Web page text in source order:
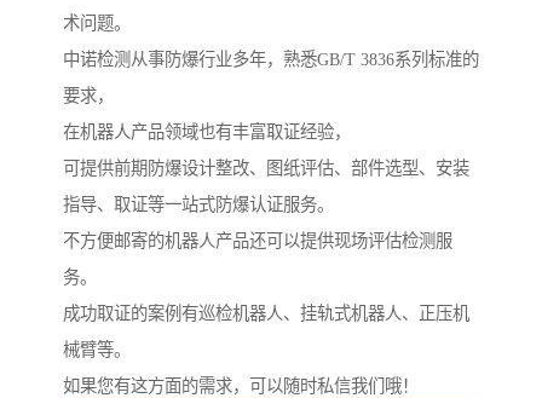
术问题。
中诺检测从事防爆行业多年，熟悉GB/T 3836系列标准的
要求，
在机器人产品领域也有丰富取证经验，
可提供前期防爆设计整改、图纸评估、部件选型、安装
指导、取证等一站式防爆认证服务。
不方便邮寄的机器人产品还可以提供现场评估检测服
务。
成功取证的案例有巡检机器人、挂轨式机器人、正压机
械臂等。
如果您有这方面的需求，可以随时私信我们哦！